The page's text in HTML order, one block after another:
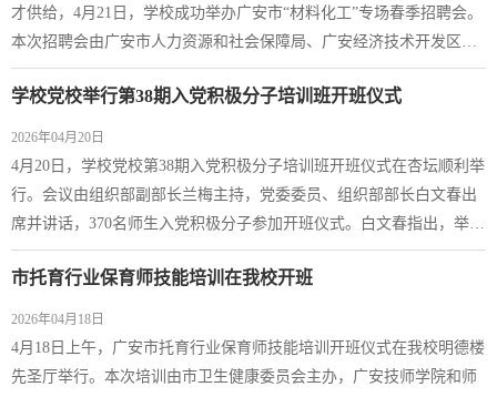
才供给，4月21日，学校成功举办广安市“材料化工”专场春季招聘会。
本次招聘会由广安市人力资源和社会保障局、广安经济技术开发区产
教联合体、广安职业技术学院联合主办，广安市人力资源服务中心、
新材料与化学工程学院、招生就业处共同承办，为毕业生提供精准、
便捷的就业对接服务。招聘会吸引广安利尔化学、四川能投永立化
工、四川博晟新材料、舜宇集团、华天科...
学校党校举行第38期入党积极分子培训班开班仪式
2026年04月20日
4月20日，学校党校第38期入党积极分子培训班开班仪式在杏坛顺利举
行。会议由组织部副部长兰梅主持，党委委员、组织部部长白文春出
席并讲话，370名师生入党积极分子参加开班仪式。白文春指出，举办
入党积极分子培训班，是我们党发展党员工作的一个重要环节，也是
党组织对大家政治上进步的关心和培养。他以“铭记历史、端正动机、
砥砺前行”三个关键词为主线，从南湖红船、红军长征、疫情防控等生
动事例切入，阐释了入党初心，并...
市托育行业保育师技能培训在我校开班
2026年04月18日
4月18日上午，广安市托育行业保育师技能培训开班仪式在我校明德楼
先圣厅举行。本次培训由市卫生健康委员会主办，广安技师学院和师